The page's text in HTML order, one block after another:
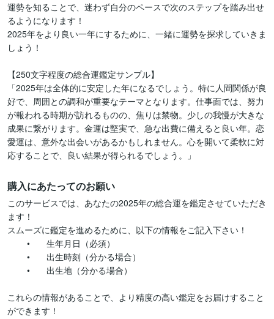
運勢を知ることで、迷わず自分のペースで次のステップを踏み出せ
るようになります！
2025年をより良い一年にするために、一緒に運勢を探求していきま
しょう！
【250文字程度の総合運鑑定サンプル】
「2025年は全体的に安定した年になるでしょう。特に人間関係が良
好で、周囲との調和が重要なテーマとなります。仕事面では、努力
が報われる時期が訪れるものの、焦りは禁物。少しの我慢が大きな
成果に繋がります。金運は堅実で、急な出費に備えると良い年。恋
愛運は、意外な出会いがあるかもしれません。心を開いて柔軟に対
購入にあたってのお願い
このサービスでは、あなたの2025年の総合運を鑑定させていただき
ます！
スムーズに鑑定を進めるために、以下の情報をご記入下さい！
これらの情報があることで、より精度の高い鑑定をお届けすること
ができます！